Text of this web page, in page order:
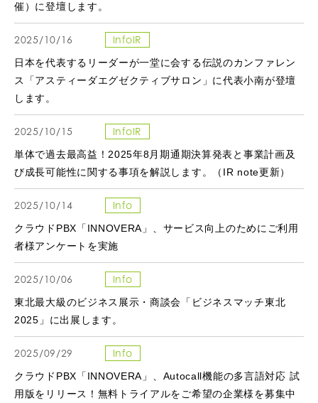
催）に登壇します。
2025/10/16 InfoIR
日本を代表するリーダーが一堂に会する伝説のカンファレン
ス「アスティーダエグゼクティブサロン」に代表小南が登壇
します。
2025/10/15 InfoIR
単体で過去最高益！2025年8月期通期決算発表と事業計画及
び成長可能性に関する事項を解説します。（IR note更新）
2025/10/14 Info
クラウドPBX「INNOVERA」、サービス向上のためにご利用
者様アンケートを実施
2025/10/06 Info
東北最大級のビジネス展示・商談会「ビジネスマッチ東北
2025」に出展します。
2025/09/29 Info
クラウドPBX「INNOVERA」、Autocall機能の多言語対応 試
用版をリリース！無料トライアルをご希望の企業様を募集中